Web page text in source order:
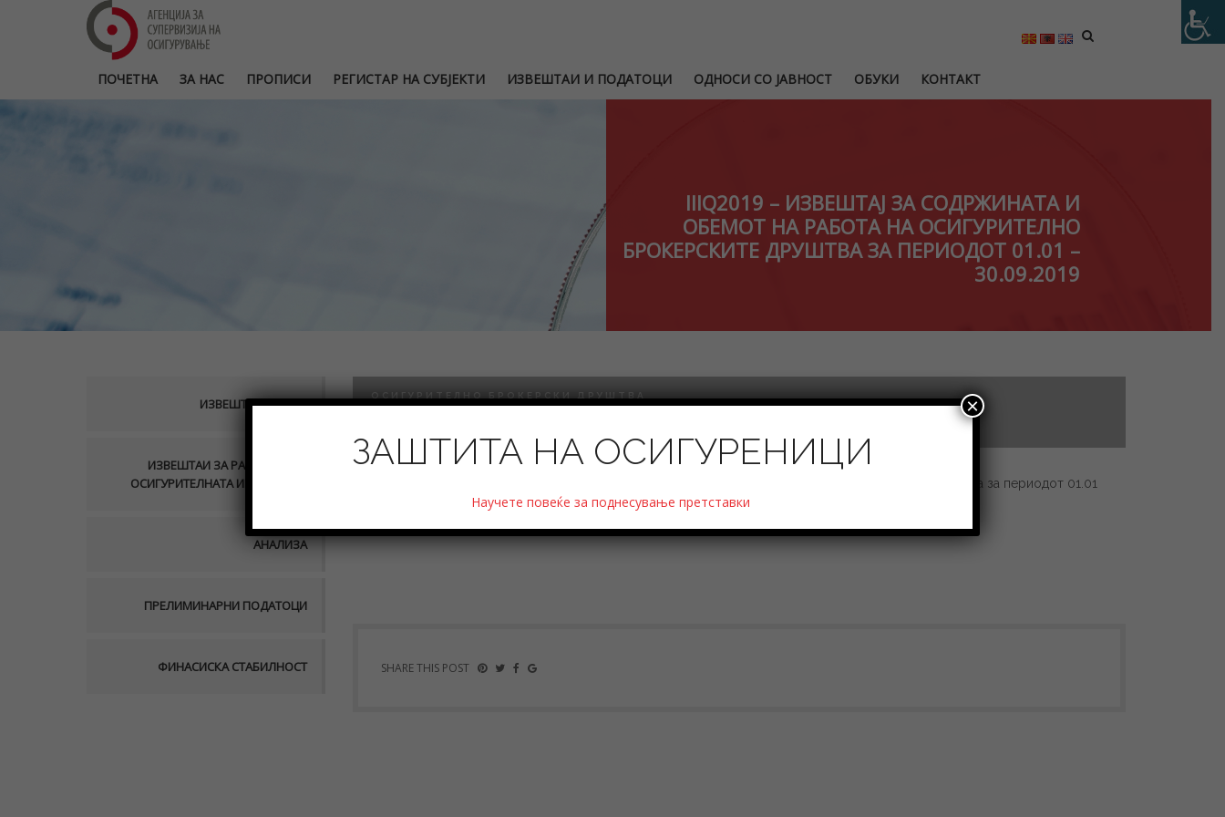
ПОЧЕТНА ЗА НАС ПРОПИСИ РЕГИСТАР НА СУБЈЕКТИ ИЗВЕШТАИ И ПОДАТОЦИ ОДНОСИ СО ЈАВНОСТ ОБУКИ КОНТАКТ
IIIQ2019 – ИЗВЕШТАЈ ЗА СОДРЖИНАТА И
ОБЕМОТ НА РАБОТА НА ОСИГУРИТЕЛНО
БРОКЕРСКИТЕ ДРУШТВА ЗА ПЕРИОДОТ 01.01 –
30.09.2019
ИЗВЕШТАИ НА АСО
ИЗВЕШТАИ ЗА РАБОТАТА НА
ОСИГУРИТЕЛНАТА ИНДУСТРИЈА
АНАЛИЗА
ПРЕЛИМИНАРНИ ПОДАТОЦИ
ФИНАСИСКА СТАБИЛНОСТ
ОСИГУРИТЕЛНО БРОКЕРСКИ ДРУШТВА
IIIQ2019 – Извештај за содржината и обемот на работа на осигурително брокерските друштва за периодот 01.01
SHARE THIS POST
ЗАШТИТА НА ОСИГУРЕНИЦИ
Научете повеќе за поднесување претставки
×